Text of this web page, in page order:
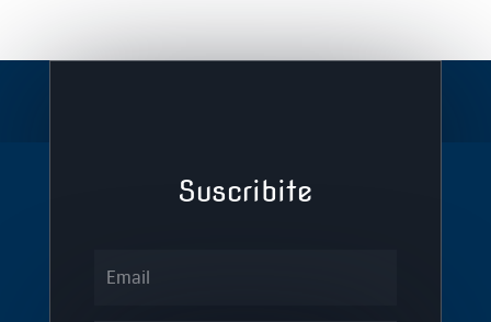
Suscribite